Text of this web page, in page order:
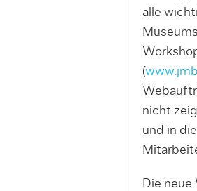
alle
(
nicht
und in
Die